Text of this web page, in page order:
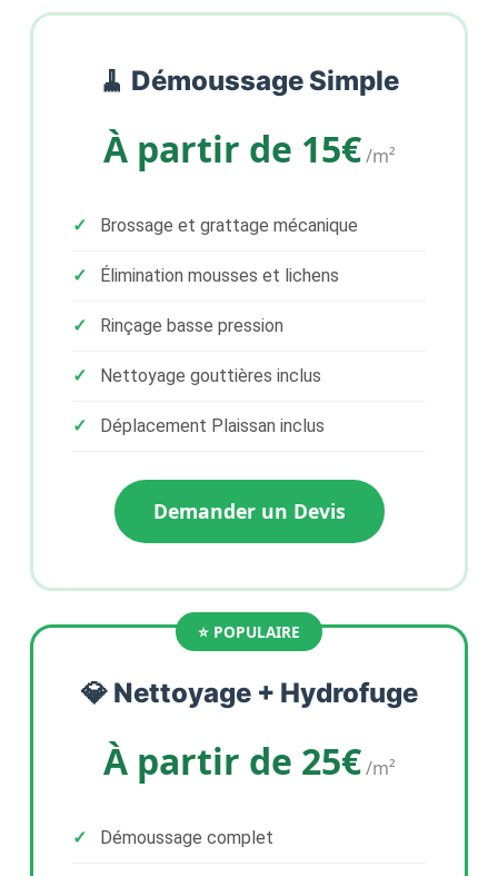
🧹 Démoussage Simple
À partir de 15€/m²
Brossage et grattage mécanique
Élimination mousses et lichens
Rinçage basse pression
Nettoyage gouttières inclus
Déplacement Plaissan inclus
Demander un Devis
💎 Nettoyage + Hydrofuge
À partir de 25€/m²
Démoussage complet